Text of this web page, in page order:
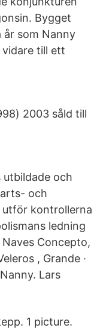
Bygget
år som Nanny
till ett
2003 såld till
utbildade och
och
kontrollerna
ledning
Concepto,
, Grande ·
Lars
1 picture.